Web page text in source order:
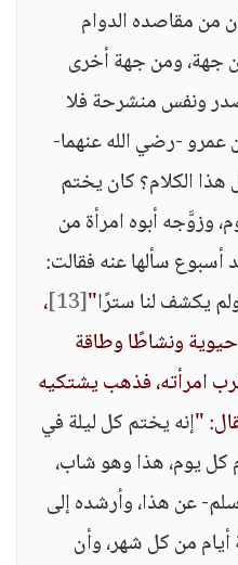
من مقاصده الدوام
جهة، ومن جهة أخرى
ونفس منشرحة فلا
-رضي الله عنهما-
الكلام؟ كان يختم
وزوَّجه أبوه امرأة من
سألها عنه فقالت:
يكشف لنا سترًا"
[13]
،
ونشاطًا وطاقة
امرأته، فذهب يشتكيه
"إنه يختم كل ليلة في
كل يوم، هذا وهو شاب،
عن هذا، وأرشده إلى
أيام من كل شهر، وأن